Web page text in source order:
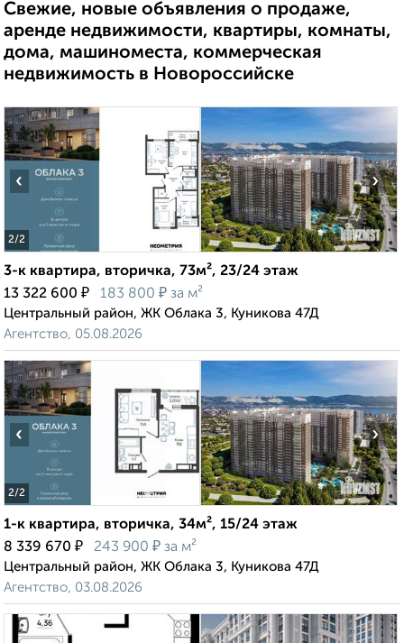
Свежие, новые объявления о продаже,
аренде недвижимости, квартиры, комнаты,
дома, машиноместа, коммерческая
недвижимость в Новороссийске
2/2
‹ ›
3-к квартира, вторичка, 73м², 23/24 этаж
13 322 600 ₽ 183 800 ₽ за м²
Центральный район, ЖК Облака 3, Куникова 47Д
Агентство, 05.08.2026
2/2
‹ ›
1-к квартира, вторичка, 34м², 15/24 этаж
8 339 670 ₽ 243 900 ₽ за м²
Центральный район, ЖК Облака 3, Куникова 47Д
Агентство, 03.08.2026